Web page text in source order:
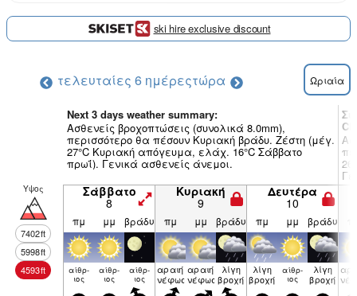
ski hire exclusive discount
τελευταίες 6 ημέρεςτώρα Ωριαία
Next 3 days weather summary:
Ασθενείς βροχοπτώσεις (συνολικά 8.0mm),
περισσότερο θα πέσουν Κυριακή βράδυ. Ζέστη (μέγ.
27°C Κυριακή απόγευμα, ελάχ. 16°C Σάββατο
πρωΐ). Γενικά ασθενείς άνεμοι.
Υψος
7402ft
5998ft
4593ft
Σάββατο
8
Κυριακή
9
Δευτέρα
10
πμ μμ βράδυ πμ μμ βράδυ πμ μμ βράδυ
αίθρ­
ιος
αίθρ­
ιος
αίθρ­
ιος
αραιή
νέφωση
αραιή
νέφωση
λίγη
βροχή
λίγη
βροχή
αίθρ­
ιος
λίγη
βροχή